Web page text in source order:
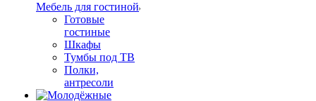
Мебель для гостиной
Готовые
гостиные
Шкафы
Тумбы под ТВ
Полки,
антресоли